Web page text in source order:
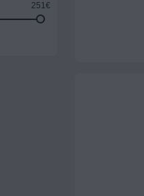
251€